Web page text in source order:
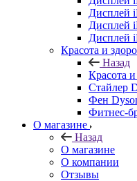
Дисплей
Дисплей
Дисплей
Красота и
Назад
Красота
Стайлер
Фен
Фитнес-
О магазине
Назад
О магазине
О компании
Отзывы